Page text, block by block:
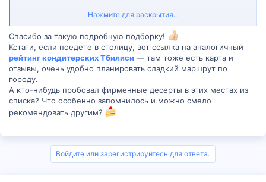
Madlobaопубликованрейтинг лучших
кондитерских Кутаиси 2026— там честный ТОП‑8 мест за
десертами (эклеры, торты, кофе). В подборке есть не только
список, но и
карта, отзывы реальных посетителей и
подробности по каждому заведению. Больше никаких случайных
кафе с залежавшимися пирожными — только проверенные
места для сладкой паузы.
Смотреть рейтинг кондитерских в Кутаиси
Расскажите:
Кутаиси?
Совпадает ли наш список с вашими любимыми местами?
Нажмите для раскрытия...
Спасибо за такую подробную подборку!
Кстати, если поедете в столицу, вот ссылка на аналогичный
рейтинг кондитерских Тбилиси — там тоже есть карта и
отзывы, очень удобно планировать сладкий маршрут по
городу.
А кто-нибудь пробовал фирменные десерты в этих местах из
списка? Что особенно запомнилось и можно смело
рекомендовать другим?
Войдите или зарегистрируйтесь для ответа.